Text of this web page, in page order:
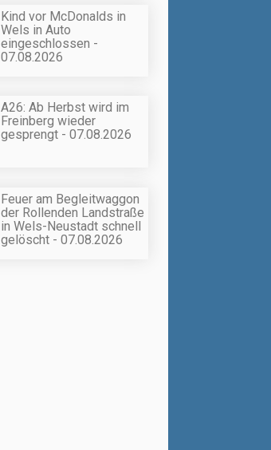
Kind vor McDonalds in
Wels in Auto
eingeschlossen -
07.08.2026
A26: Ab Herbst wird im
Freinberg wieder
gesprengt - 07.08.2026
Feuer am Begleitwaggon
der Rollenden Landstraße
in Wels-Neustadt schnell
gelöscht - 07.08.2026